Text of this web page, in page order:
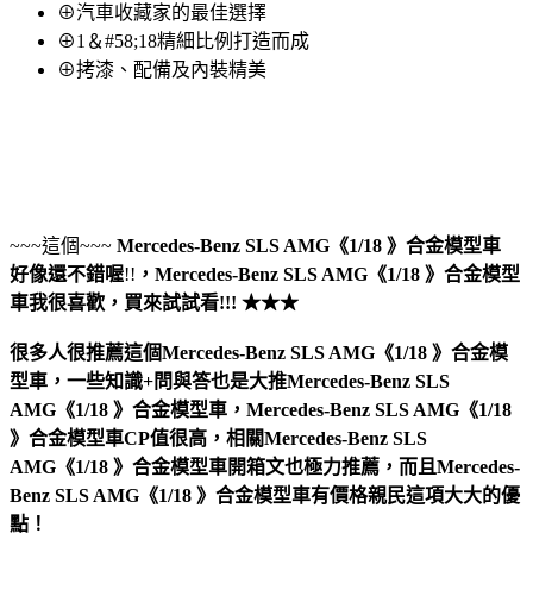
⊕汽車收藏家的最佳選擇
⊕1＆#58;18精細比例打造而成
⊕拷漆、配備及內裝精美
~~~這個~~~ Mercedes-Benz SLS AMG《1/18 》合金模型車
好像還不錯喔!! ， Mercedes-Benz SLS AMG《1/18 》合金模型
車我很喜歡，買來試試看!!! ★★★
很多人很推薦這個Mercedes-Benz SLS AMG《1/18 》合金模
型車，一些知識+問與答也是大推Mercedes-Benz SLS
AMG《1/18 》合金模型車，Mercedes-Benz SLS AMG《1/18
》合金模型車CP值很高，相關Mercedes-Benz SLS
AMG《1/18 》合金模型車開箱文也極力推薦，而且Mercedes-
Benz SLS AMG《1/18 》合金模型車有價格親民這項大大的優
點！